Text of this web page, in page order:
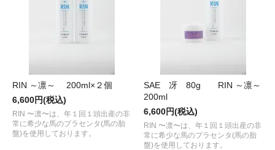
RIN ～凛～ 200ml×２個
6,600円(税込)
RIN 〜凛〜は、年１回１頭出産の非
常に希少な馬のプラセンタ(馬の胎
盤)を使用しております。
SAE 冴 80g RIN ～凛～
200ml
6,600円(税込)
RIN 〜凛〜は、年１回１頭出産の非
常に希少な馬のプラセンタ(馬の胎
盤)を使用しております。